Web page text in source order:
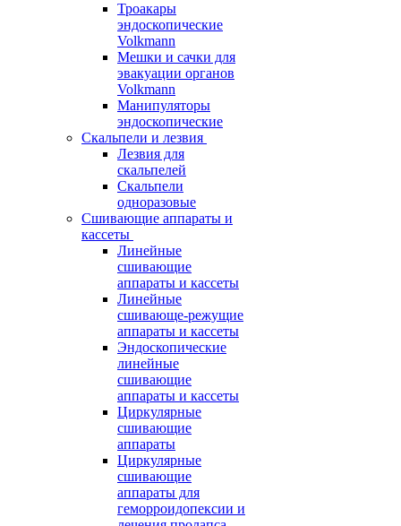
Троакары
эндоскопические
Volkmann
Мешки и сачки для
эвакуации органов
Volkmann
Манипуляторы
эндоскопические
Скальпели и лезвия
Лезвия для
скальпелей
Скальпели
одноразовые
Сшивающие аппараты и
кассеты
Линейные
сшивающие
аппараты и кассеты
Линейные
сшивающе-режущие
аппараты и кассеты
Эндоскопические
линейные
сшивающие
аппараты и кассеты
Циркулярные
сшивающие
аппараты
Циркулярные
сшивающие
аппараты для
геморроидопексии и